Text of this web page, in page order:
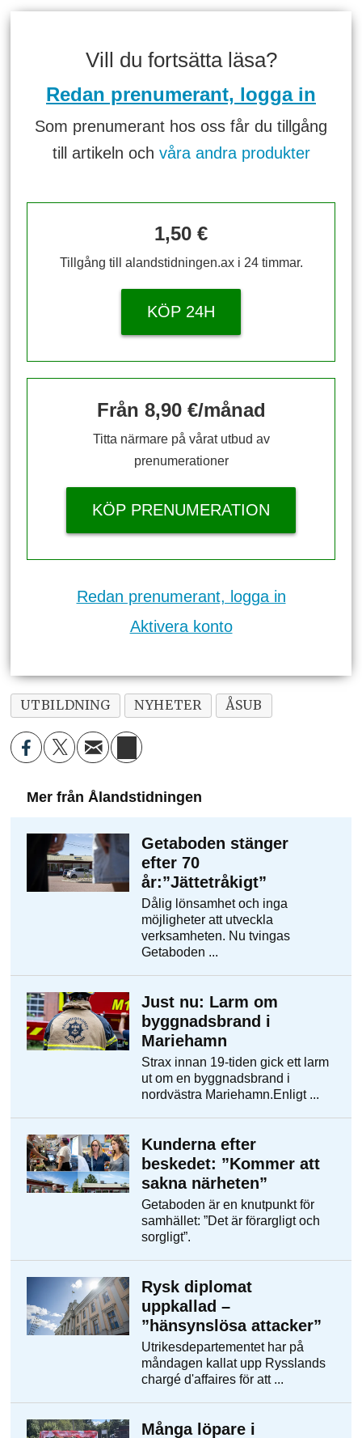
Vill du fortsätta läsa?
Redan prenumerant, logga in
Som prenumerant hos oss får du tillgång
till artikeln och våra andra produkter
1,50 €
Tillgång till alandstidningen.ax i 24 timmar.
KÖP 24H
Från 8,90 €/månad
Titta närmare på vårat utbud av
prenumerationer
KÖP PRENUMERATION
Redan prenumerant, logga in
Aktivera konto
UTBILDNING NYHETER ÅSUB